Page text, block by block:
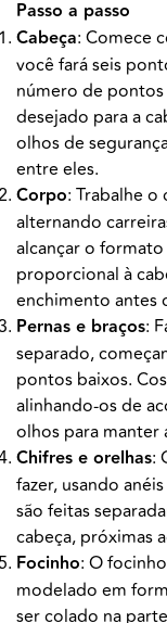
Passo a passo
Cabeça: Comece
você fará seis
número de
desejado para a
olhos de
entre eles.
Corpo: Trabalhe
alternando
alcançar o
proporcional à
enchimento antes
Pernas e braços:
separado,
pontos baixos.
alinhando-os de
olhos para manter
Chifres e orelhas:
fazer, usando
são feitas
cabeça, próximas
Focinho: O
modelado em
ser colado na